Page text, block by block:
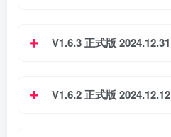
V1.6.3 正式版 2024.12.31
V1.6.2 正式版 2024.12.12